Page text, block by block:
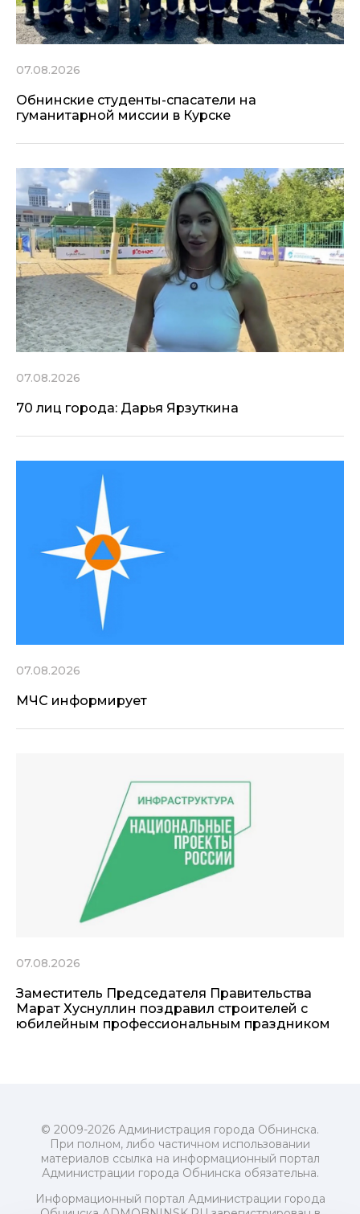
07.08.2026
Обнинские студенты-спасатели на
гуманитарной миссии в Курске
07.08.2026
70 лиц города: Дарья Ярзуткина
07.08.2026
МЧС информирует
07.08.2026
Заместитель Председателя Правительства
Марат Хуснуллин поздравил строителей с
юбилейным профессиональным праздником
© 2009-2026 Администрация города Обнинска.
При полном, либо частичном использовании
материалов ссылка на информационный портал
Администрации города Обнинска обязательна.
Информационный портал Администрации города